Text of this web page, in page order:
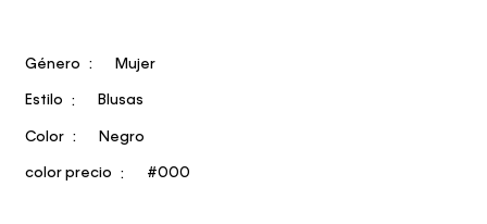
Género Mujer
Estilo Blusas
Color Negro
color precio #000